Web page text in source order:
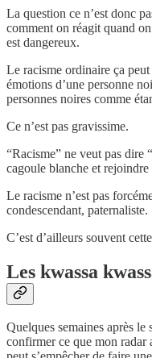
La question ce n’est donc
comment on réagit quand
est dangereux.
Le racisme ordinaire ça
émotions d’une personne
personnes noires comme
Ce n’est pas gravissime.
“Racisme” ne veut pas dire
cagoule blanche et
Le racisme n’est pas
condescendant, paternaliste.
C’est d’ailleurs souvent
Les kwassa
Quelques semaines après
confirmer ce que mon